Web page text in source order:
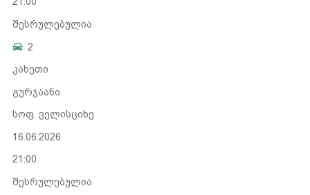
შესრულებულია
2
კახეთი
გურჯაანი
სოფ. ველისციხე
16.06.2026
21:00
შესრულებულია